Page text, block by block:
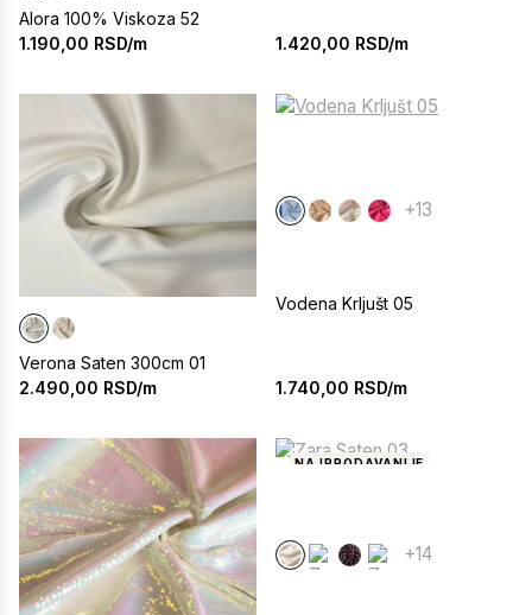
Alora 100% Viskoza 52
1.190,00 RSD/m 1.420,00 RSD/m
Verona Saten 300cm 01
2.490,00 RSD/m
+13
Vodena Krljušt 05
1.740,00 RSD/m
NAJPRODAVANIJE
+14